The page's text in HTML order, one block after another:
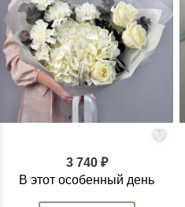
3 740 ₽
В этот особенный день